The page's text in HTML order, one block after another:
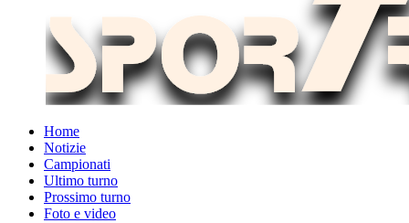
Home
Notizie
Campionati
Ultimo turno
Prossimo turno
Foto e video